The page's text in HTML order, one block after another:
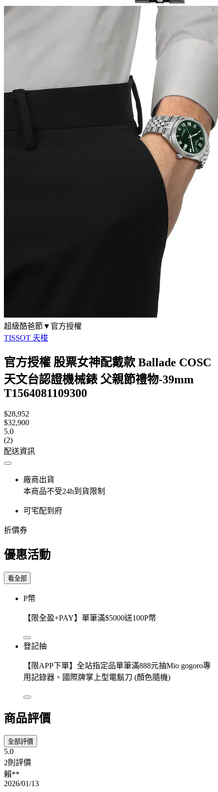
超級酷爸節▼官方授權
TISSOT 天梭
官方授權 股票女神配戴款 Ballade COSC
天文台認證機械錶 父親節禮物-39mm
T1564081109300
$28,952
$32,900
5.0
(2)
配送資訊
廠商出貨
本商品不受24h到貨限制
可宅配到府
折價券
優惠活動
看全部
P幣
【限全盈+PAY】單筆滿$5000送100P幣
登記抽
【限APP下單】全站指定品單筆滿888元抽Mio gogoro專
用記錄器、國際牌掌上型電鬍刀 (顏色隨機)
商品評價
全部評價
5.0
2則評價
賴**
2026/01/13